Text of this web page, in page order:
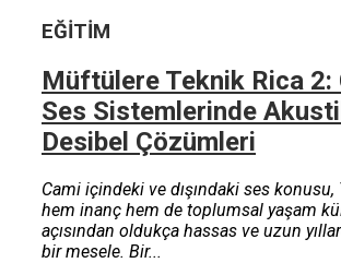
EĞITIM
Müftülere Teknik Rica 2:
Ses Sistemlerinde
Desibel Çözümleri
Cami içindeki ve dışındaki ses konusu,
hem inanç hem de toplumsal yaşam
açısından oldukça hassas ve uzun
bir mesele. Bir...